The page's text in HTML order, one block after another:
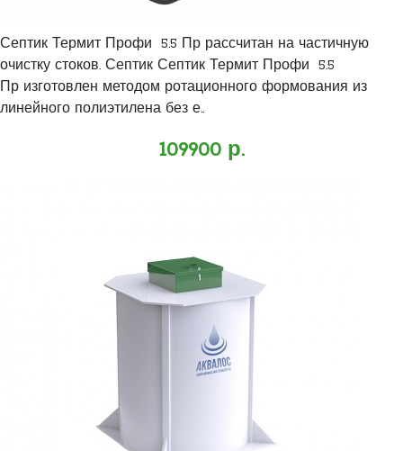
Септик Термит Профи 5.5 Пр рассчитан на частичную
очистку стоков. Септик Септик Термит Профи 5.5
Пр изготовлен методом ротационного формования из
линейного полиэтилена без е..
109900 р.